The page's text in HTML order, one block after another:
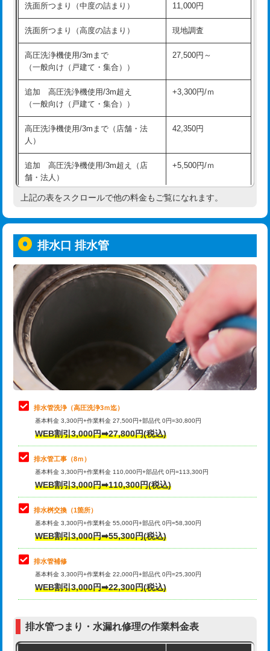
洗面台設置 38,500円
バスタブ設置 現場見積
追加人工 16,500円
廃棄・処分 現場見積
※給水管工事は20mmまでの価格です。
持込商品取付（浄水器・分岐水栓） 16,500円
給水管工事※（ホール加工) 16,500円
給水管工事※（バンド止め)
給水管工事※（支持金具設置) 5,500円
給水管工事※（保温材使用（バンド止
め込み）)
5,500円
給水管工事※（土の掘削・埋め戻し作
業)
11,000円
給水管工事※（塩ビ管（VP・HI）使
用/3ｍまで)
用（追加）/3ｍ超え)
給水管工事※（ライニング鋼管・銅
管・ポリ管・HT管使用/3ｍまで)
44,000円
給水管工事※（ライニング鋼管・銅
管・ポリ管・HT管使用/3ｍ超え)
+8,800円
排水管工事（土の掘削・埋め戻し作
業）
11,000円~
排水管工事（排水管工事/3ｍまで） 55,000円
排水管工事（追加 排水管工事/3ｍ超
え）
マス交換（土の掘削・埋め戻し作業）
マス交換（深さ50㎝未満）
マス交換（深さ50㎝以上）
コンクリート斫り（厚さ10㎝まで）
コンクリート斫り（厚さ10㎝超え）
モルタル補修（厚さ10㎝まで）
モルタル補修（厚さ10㎝超え）
追加人工 16,500円
洗面所つまり（中度の詰まり） 11,000円
洗面所つまり（高度の詰まり） 現地調査
高圧洗浄機使用/3mまで
（一般向け（戸建て・集合））
27,500円～
追加 高圧洗浄機使用/3m超え
（一般向け（戸建て・集合））
+3,300円/ｍ
高圧洗浄機使用/3mまで（店舗・法
人）
42,350円
追加 高圧洗浄機使用/3m超え（店
舗・法人）
+5,500円/ｍ
高度高圧洗浄換 現地調査
トーラー機使用/3mまで
追加トーラー機使用/3m超え +3,300円
カメラ調査 33,000円
桝清掃 8,800円
止水・漏水調査・防水処理・清掃・修
理・調整・分解・加工など（軽作業）
11,000円
止水・漏水調査・防水処理・清掃・修
理・調整・分解・加工など（中作業）
22,000円
止水・漏水調査・防水処理・清掃・修
理・調整・分解・加工など（重作業）
33,000円
その他部品の脱着
交換・取付（タンク）
交換・取付(単水栓（壁付・デッキ
式）)
交換・取付(混合水栓（壁付・デッキ
式・ワンホール）)
16,500円+材料費
交換・取付(排水栓・排水トラップ
交換・取付（その他部品） 11,000円+材料費
持込商品取付（単水栓） 13,200円
上記の表をスクロールで他の料金もご覧になれます。
排水口 排水管
排水管洗浄（高圧洗浄3ｍ迄）
基本料金 3,300円+作業料金 27,500円+部品代 0円=30,800円
WEB割引3,000円➡27,800円(税込)
排水管工事（8ｍ）
基本料金 3,300円+作業料金 110,000円+部品代 0円=113,300円
WEB割引3,000円➡110,300円(税込)
排水桝交換（1箇所）
基本料金 3,300円+作業料金 55,000円+部品代 0円=58,300円
WEB割引3,000円➡55,300円(税込)
排水管補修
基本料金 3,300円+作業料金 22,000円+部品代 0円=25,300円
WEB割引3,000円➡22,300円(税込)
排水管つまり・水漏れ修理の作業料金表